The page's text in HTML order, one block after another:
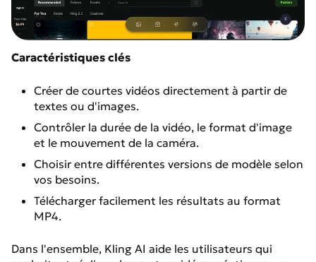
Caractéristiques clés
Créer de courtes vidéos directement à partir de
textes ou d'images.
Contrôler la durée de la vidéo, le format d'image
et le mouvement de la caméra.
Choisir entre différentes versions de modèle selon
vos besoins.
Télécharger facilement les résultats au format
MP4.
Dans l'ensemble, Kling AI aide les utilisateurs qui